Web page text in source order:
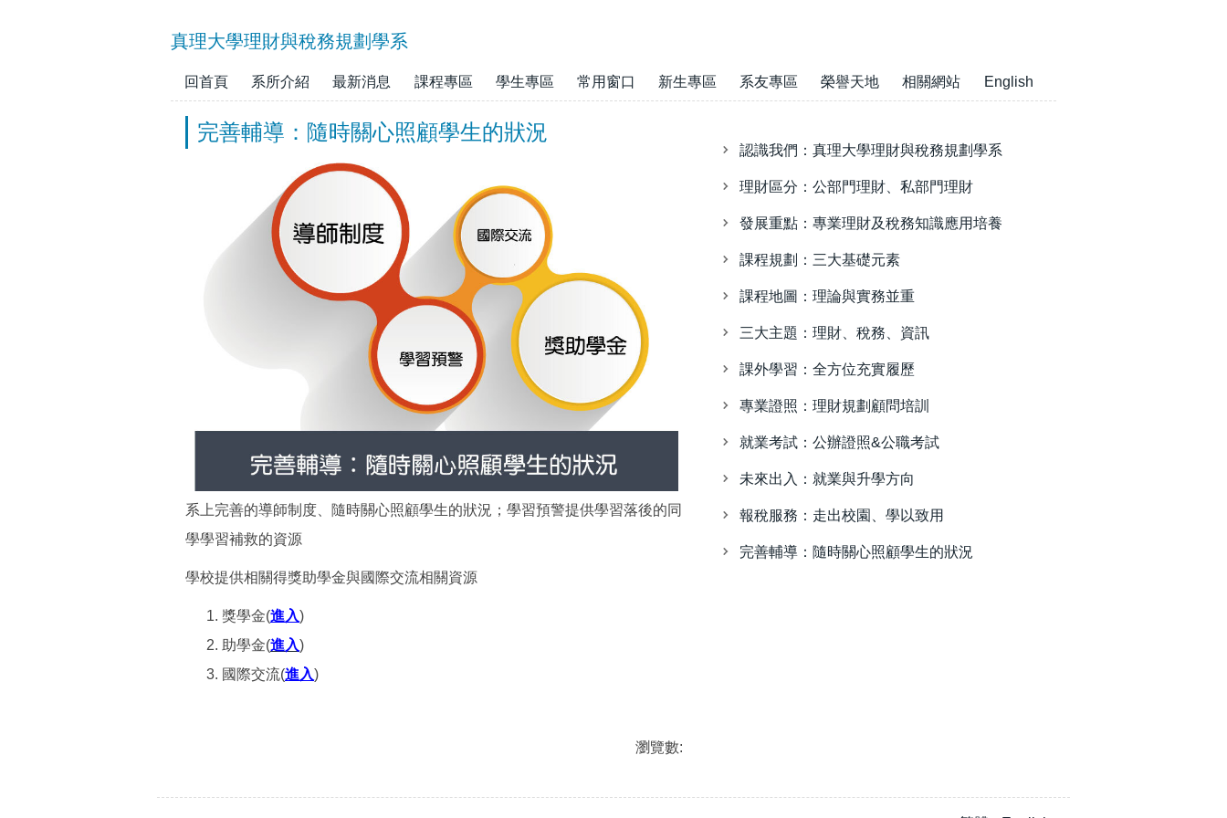
真理大學理財與稅務規劃學系
回首頁 系所介紹 最新消息 課程專區 學生專區 常用窗口 新生專區 系友專區 榮譽天地 相關網站 English
完善輔導：隨時關心照顧學生的狀況
系上完善的導師制度、隨時關心照顧學生的狀況；學習預警提供學習落後的同
學學習補救的資源
學校提供相關得獎助學金與國際交流相關資源
獎學金(進入)
助學金(進入)
國際交流(進入)
瀏覽數:
認識我們：真理大學理財與稅務規劃學系
理財區分：公部門理財、私部門理財
發展重點：專業理財及稅務知識應用培養
課程規劃：三大基礎元素
課程地圖：理論與實務並重
三大主題：理財、稅務、資訊
課外學習：全方位充實履歷
專業證照：理財規劃顧問培訓
就業考試：公辦證照&公職考試
未來出入：就業與升學方向
報稅服務：走出校園、學以致用
完善輔導：隨時關心照顧學生的狀況